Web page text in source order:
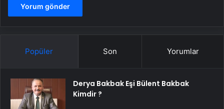
Popüler Son Yorumlar
Derya Bakbak Eşi Bülent Bakbak
Kimdir ?